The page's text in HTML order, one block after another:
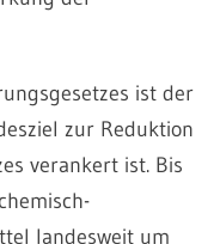
ist der
zur Reduktion
verankert ist. Bis
landesweit um